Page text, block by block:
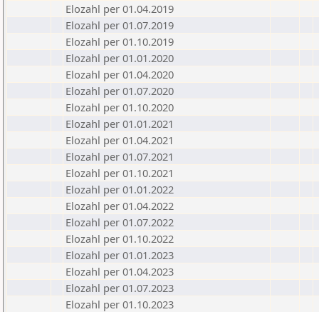
Elozahl per 01.04.2019
Elozahl per 01.07.2019
Elozahl per 01.10.2019
Elozahl per 01.01.2020
Elozahl per 01.04.2020
Elozahl per 01.07.2020
Elozahl per 01.10.2020
Elozahl per 01.01.2021
Elozahl per 01.04.2021
Elozahl per 01.07.2021
Elozahl per 01.10.2021
Elozahl per 01.01.2022
Elozahl per 01.04.2022
Elozahl per 01.07.2022
Elozahl per 01.10.2022
Elozahl per 01.01.2023
Elozahl per 01.04.2023
Elozahl per 01.07.2023
Elozahl per 01.10.2023